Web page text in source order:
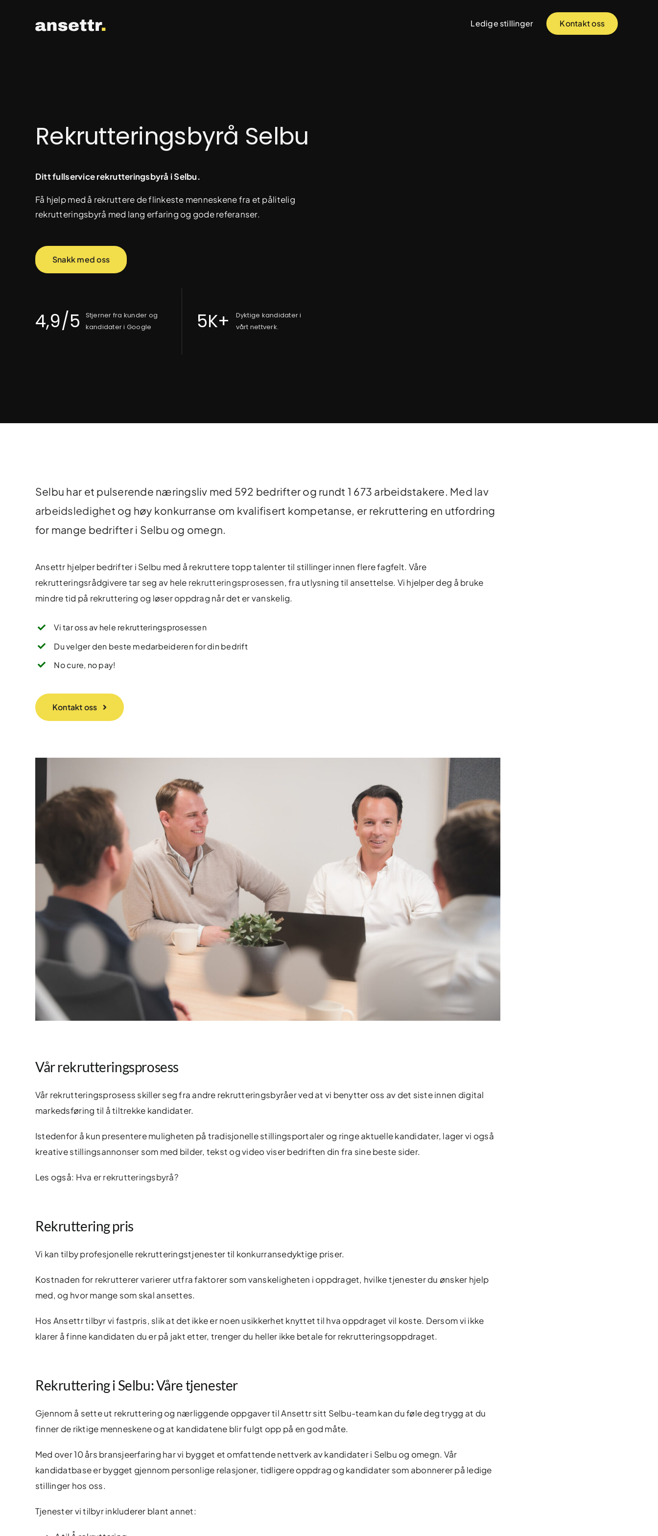
Ledige stillinger Kontakt oss
Rekrutteringsbyrå Selbu
Ditt fullservice rekrutteringsbyrå i Selbu.
Få hjelp med å rekruttere de flinkeste menneskene fra et pålitelig
rekrutteringsbyrå med lang erfaring og gode referanser.
Snakk med oss
4,9/5
Stjerner fra kunder og
kandidater i Google
5K+
Dyktige kandidater i
vårt nettverk.
Selbu har et pulserende næringsliv med 592 bedrifter og rundt 1 673 arbeidstakere. Med lav
arbeidsledighet og høy konkurranse om kvalifisert kompetanse, er rekruttering en utfordring
for mange bedrifter i Selbu og omegn.
Ansettr hjelper bedrifter i Selbu med å rekruttere topp talenter til stillinger innen flere fagfelt. Våre
rekrutteringsrådgivere tar seg av hele rekrutteringsprosessen, fra utlysning til ansettelse. Vi hjelper deg å bruke
mindre tid på rekruttering og løser oppdrag når det er vanskelig.
Vi tar oss av hele rekrutteringsprosessen
Du velger den beste medarbeideren for din bedrift
No cure, no pay!
Kontakt oss
Vår rekrutteringsprosess
Vår rekrutteringsprosess skiller seg fra andre rekrutteringsbyråer ved at vi benytter oss av det siste innen digital
markedsføring til å tiltrekke kandidater.
Istedenfor å kun presentere muligheten på tradisjonelle stillingsportaler og ringe aktuelle kandidater, lager vi også
kreative stillingsannonser som med bilder, tekst og video viser bedriften din fra sine beste sider.
Les også: Hva er rekrutteringsbyrå?
Rekruttering pris
Vi kan tilby profesjonelle rekrutteringstjenester til konkurransedyktige priser.
Kostnaden for rekrutterer varierer utfra faktorer som vanskeligheten i oppdraget, hvilke tjenester du ønsker hjelp
med, og hvor mange som skal ansettes.
Hos Ansettr tilbyr vi fastpris, slik at det ikke er noen usikkerhet knyttet til hva oppdraget vil koste. Dersom vi ikke
klarer å finne kandidaten du er på jakt etter, trenger du heller ikke betale for rekrutteringsoppdraget.
Rekruttering i Selbu: Våre tjenester
Gjennom å sette ut rekruttering og nærliggende oppgaver til Ansettr sitt Selbu-team kan du føle deg trygg at du
finner de riktige menneskene og at kandidatene blir fulgt opp på en god måte.
Med over 10 års bransjeerfaring har vi bygget et omfattende nettverk av kandidater i Selbu og omegn. Vår
kandidatbase er bygget gjennom personlige relasjoner, tidligere oppdrag og kandidater som abonnerer på ledige
stillinger hos oss.
Tjenester vi tilbyr inkluderer blant annet: